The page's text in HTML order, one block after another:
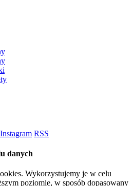
Instagram RSS
danych
Wykorzystujemy je w celu
poziomie, w sposób dopasowany